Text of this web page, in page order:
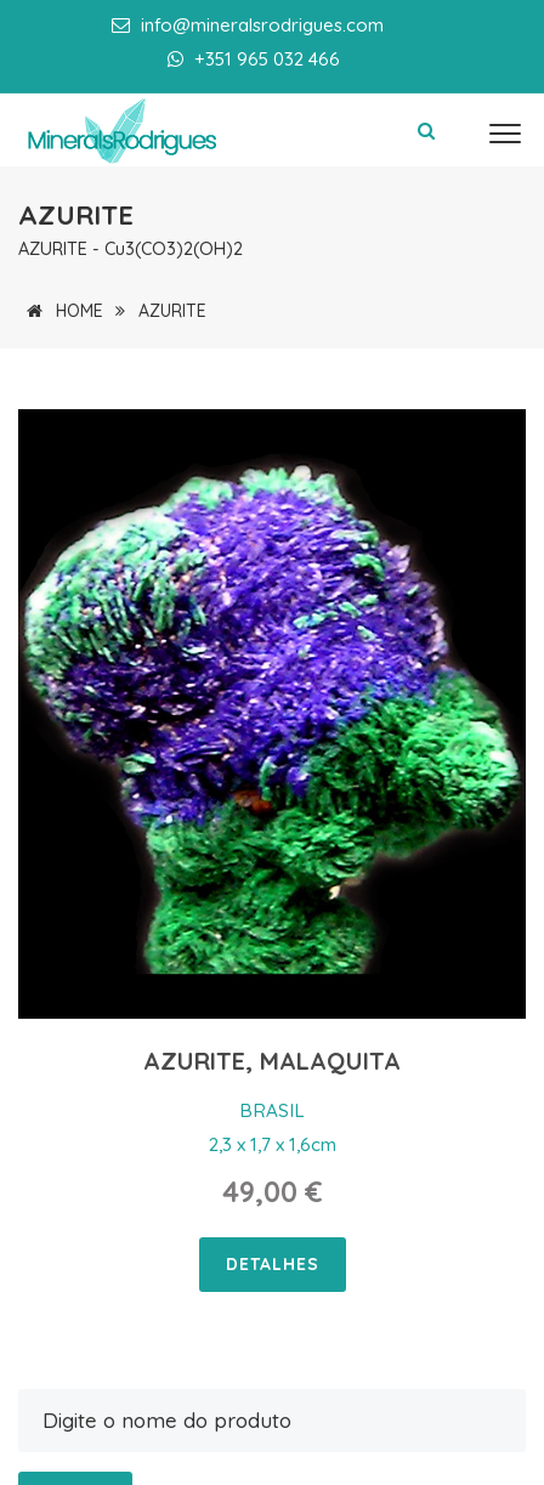
info@mineralsrodrigues.com
+351 965 032 466
AZURITE
AZURITE - Cu3(CO3)2(OH)2
HOME AZURITE
AZURITE, MALAQUITA
BRASIL
2,3 x 1,7 x 1,6cm
49,00 €
DETALHES